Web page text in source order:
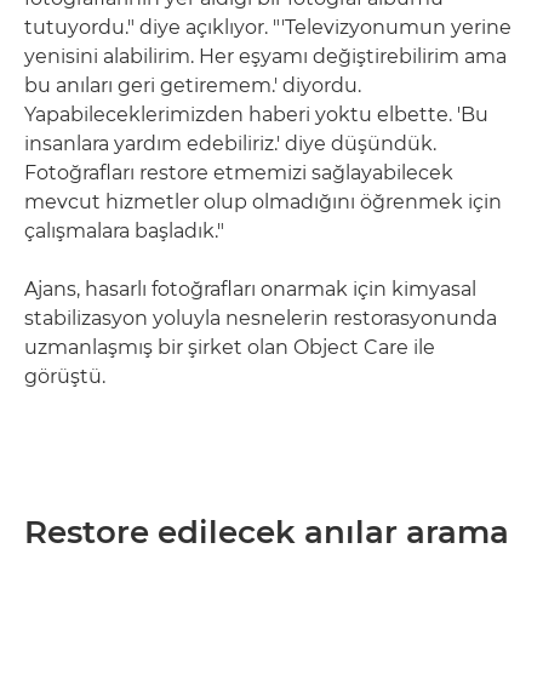
tutuyordu." diye açıklıyor. "'Televizyonumun yerine
yenisini alabilirim. Her eşyamı değiştirebilirim ama
bu anıları geri getiremem.' diyordu.
Yapabileceklerimizden haberi yoktu elbette. 'Bu
insanlara yardım edebiliriz.' diye düşündük.
Fotoğrafları restore etmemizi sağlayabilecek
mevcut hizmetler olup olmadığını öğrenmek için
çalışmalara başladık."
Ajans, hasarlı fotoğrafları onarmak için kimyasal
stabilizasyon yoluyla nesnelerin restorasyonunda
uzmanlaşmış bir şirket olan Object Care ile
görüştü.
Restore edilecek anılar arama